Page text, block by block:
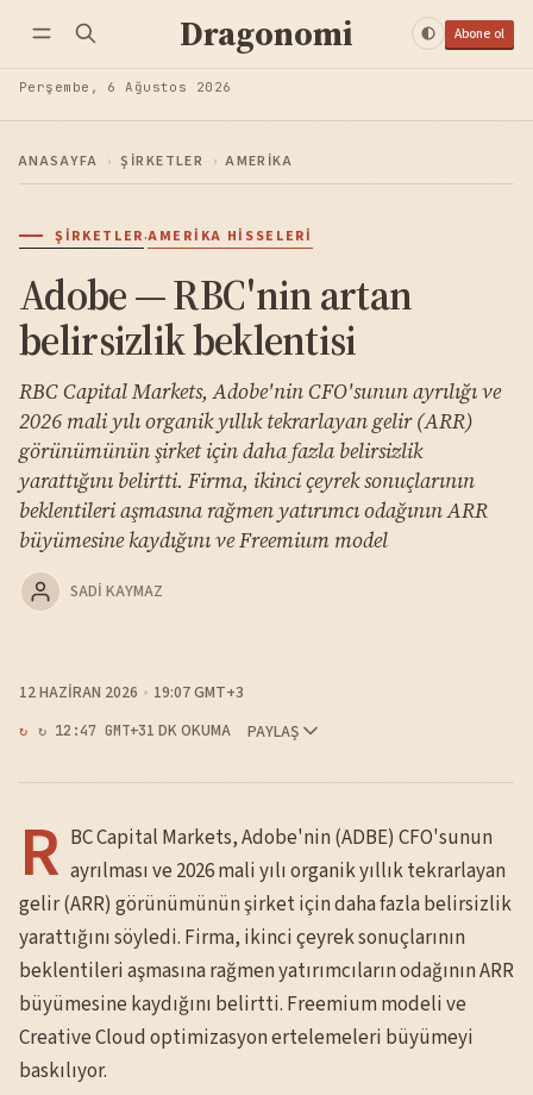
Dragonomi Abone ol
Perşembe, 6 Ağustos 2026
ANASAYFA › ŞIRKETLER › AMERIKA
ŞIRKETLER·AMERIKA HISSELERI
Adobe — RBC'nin artan
belirsizlik beklentisi
RBC Capital Markets, Adobe'nin CFO'sunun ayrılığı ve
2026 mali yılı organik yıllık tekrarlayan gelir (ARR)
görünümünün şirket için daha fazla belirsizlik
yarattığını belirtti. Firma, ikinci çeyrek sonuçlarının
beklentileri aşmasına rağmen yatırımcı odağının ARR
büyümesine kaydığını ve Freemium model
SADI KAYMAZ
12 HAZIRAN 2026 19:07 GMT+3
↻ 12:47 GMT+31 DK OKUMA PAYLAŞ
R BC Capital Markets, Adobe'nin (ADBE) CFO'sunun
ayrılması ve 2026 mali yılı organik yıllık tekrarlayan
gelir (ARR) görünümünün şirket için daha fazla belirsizlik
yarattığını söyledi. Firma, ikinci çeyrek sonuçlarının
beklentileri aşmasına rağmen yatırımcıların odağının ARR
büyümesine kaydığını belirtti. Freemium modeli ve
Creative Cloud optimizasyon ertelemeleri büyümeyi
baskılıyor.